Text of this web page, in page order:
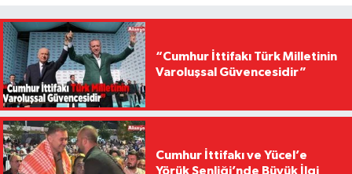
“Cumhur İttifakı Türk Milletinin
Varoluşsal Güvencesidir”
Cumhur İttifakı ve Yücel’e
Yörük Şenliği’nde Büyük İlgi